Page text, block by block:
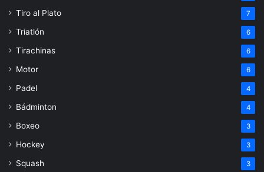
Tiro al Plato 7
Triatlón 6
Tirachinas 6
Motor 6
Padel 4
Bádminton 4
Boxeo 3
Hockey 3
Squash 3